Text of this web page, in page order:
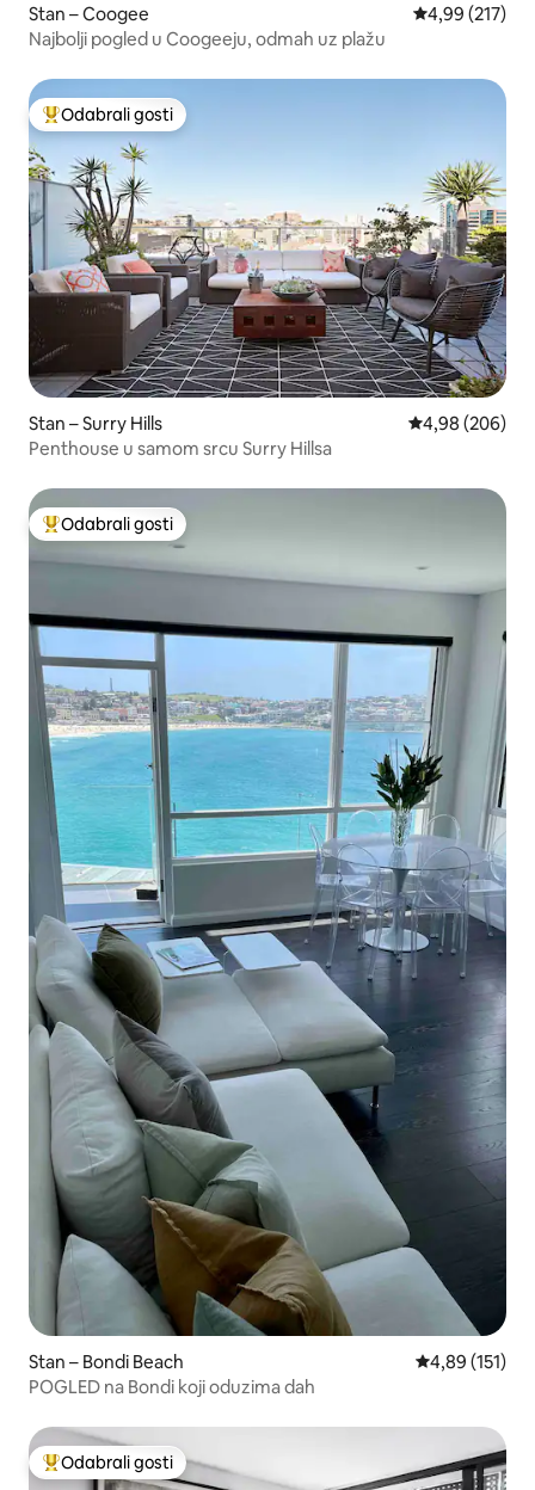
Stan – Coogee Prosječna
4,99 (217)
Najbolji pogled u Coogeeju, odmah uz plažu
Među najviše rangiranima s oznakom „Odabrali gosti”
Odabrali gosti
Stan – Surry Hills Prosječna
4,98 (206)
Penthouse u samom srcu Surry Hillsa
Među najviše rangiranima s oznakom „Odabrali gosti”
Odabrali gosti
Stan – Bondi Beach Prosječna
4,89 (151)
POGLED na Bondi koji oduzima dah
Među najviše rangiranima s oznakom „Odabrali gosti”
Odabrali gosti